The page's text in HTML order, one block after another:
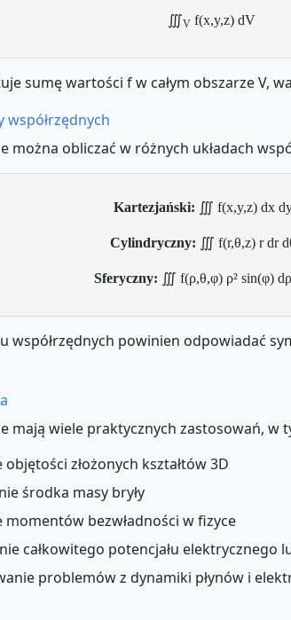
∭Vf(x,y,z) dV
sumę wartości f w całym obszarze V,
współrzędnych
można obliczać w różnych układach
Kartezjański: ∭ f(x,y,z) dx
Cylindryczny: ∭ f(r,θ,z) r dr
Sferyczny: ∭ f(ρ,θ,φ) ρ² sin(φ)
współrzędnych powinien odpowiadać
mają wiele praktycznych zastosowań, w
objętości złożonych kształtów 3D
środka masy bryły
momentów bezwładności w fizyce
całkowitego potencjału elektrycznego
problemów z dynamiki płynów i